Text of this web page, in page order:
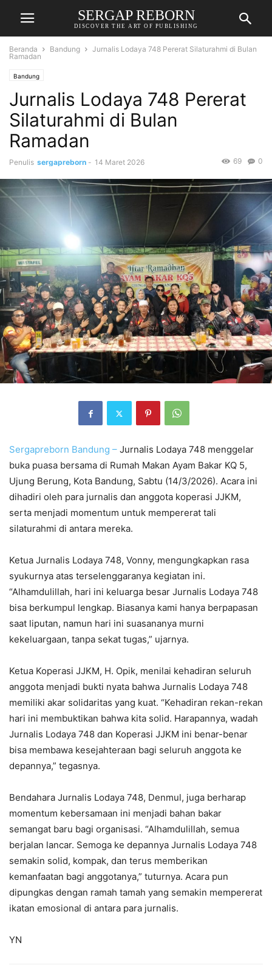
SERGAP REBORN
DISCOVER THE ART OF PUBLISHING
Beranda Bandung
Jurnalis Lodaya 748 Pererat Silaturahmi di Bulan
Ramadan
Bandung
Jurnalis Lodaya 748 Pererat
Silaturahmi di Bulan
Ramadan
Penulis sergapreborn - 14 Maret 2026 0
69
Sergapreborn Bandung – Jurnalis Lodaya 748 menggelar
buka puasa bersama di Rumah Makan Ayam Bakar KQ 5,
Ujung Berung, Kota Bandung, Sabtu (14/3/2026). Acara ini
dihadiri oleh para jurnalis dan anggota koperasi JJKM,
serta menjadi momentum untuk mempererat tali
silaturahmi di antara mereka.
Ketua Jurnalis Lodaya 748, Vonny, mengungkapkan rasa
syukurnya atas terselenggaranya kegiatan ini.
“Alhamdulillah, hari ini keluarga besar Jurnalis Lodaya 748
bisa berkumpul lengkap. Biasanya kami hanya berpapasan
saat liputan, namun hari ini suasananya murni
kekeluargaan, tanpa sekat tugas,” ujarnya.
Ketua Koperasi JJKM, H. Opik, menilai kehadiran seluruh
anggota menjadi bukti nyata bahwa Jurnalis Lodaya 748
memiliki akar solidaritas yang kuat. “Kehadiran rekan-rekan
hari ini membuktikan bahwa kita solid. Harapannya, wadah
Jurnalis Lodaya 748 dan Koperasi JJKM ini benar-benar
bisa membawa kesejahteraan bagi seluruh anggota ke
depannya,” tegasnya.
Bendahara Jurnalis Lodaya 748, Denmul, juga berharap
momentum kebersamaan ini menjadi bahan bakar
semangat baru bagi organisasi. “Alhamdulillah, semua
berjalan lancar. Semoga ke depannya Jurnalis Lodaya 748
semakin solid, kompak, dan terus memberikan
kemanfaatan bagi anggotanya,” tuturnya. Acara pun
dipungkas dengan ramah tamah yang semakin mempererat
ikatan emosional di antara para jurnalis.
YN